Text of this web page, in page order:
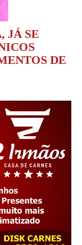
JÁ SE
DE